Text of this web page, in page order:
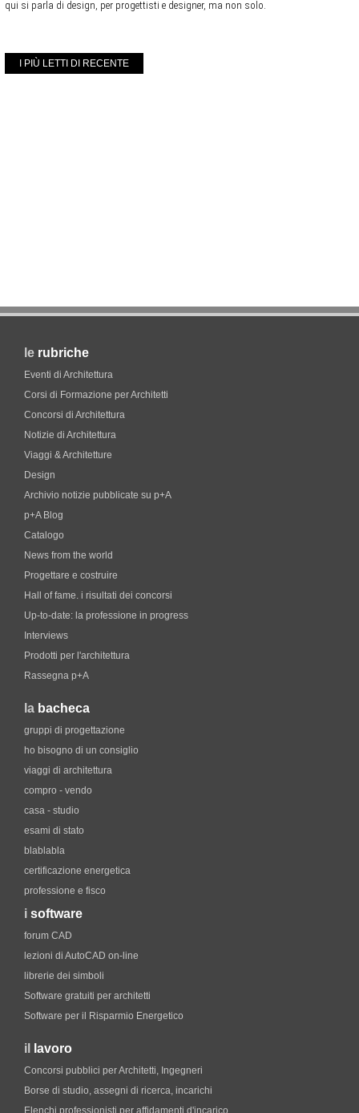
qui si parla di design, per progettisti e designer, ma non solo.
I PIÙ LETTI DI RECENTE
le rubriche
Eventi di Architettura
Corsi di Formazione per Architetti
Concorsi di Architettura
Notizie di Architettura
Viaggi & Architetture
Design
Archivio notizie pubblicate su p+A
p+A Blog
Catalogo
News from the world
Progettare e costruire
Hall of fame. i risultati dei concorsi
Up-to-date: la professione in progress
Interviews
Prodotti per l'architettura
Rassegna p+A
la bacheca
gruppi di progettazione
ho bisogno di un consiglio
viaggi di architettura
compro - vendo
casa - studio
esami di stato
blablabla
certificazione energetica
professione e fisco
i software
forum CAD
lezioni di AutoCAD on-line
librerie dei simboli
Software gratuiti per architetti
Software per il Risparmio Energetico
il lavoro
Concorsi pubblici per Architetti, Ingegneri
Borse di studio, assegni di ricerca, incarichi